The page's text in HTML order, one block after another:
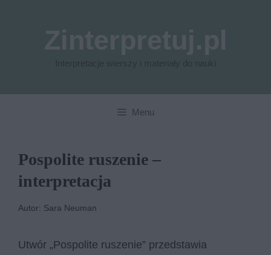
Menu
Pospolite ruszenie –
interpretacja
Autor: Sara Neuman
Utwór „Pospolite ruszenie” przedstawia